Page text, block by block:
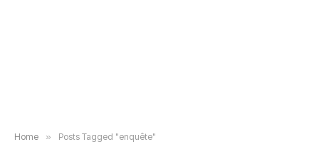
Home » Posts Tagged "enquête"